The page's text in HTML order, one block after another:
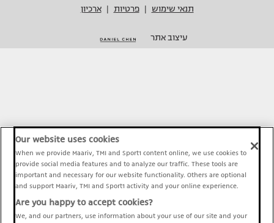
תנאי שימוש
פרטיות ארכיון
עיצוב אתר
Our website uses cookies
When we provide Maariv, TMI and Sport1 content online, we use cookies to
provide social media features and to analyze our traffic. These tools are
important and necessary for our website functionality. Others are optional
and support Maariv, TMI and Sport1 activity and your online experience.
Are you happy to accept cookies?
We, and our partners, use information about your use of our site and your